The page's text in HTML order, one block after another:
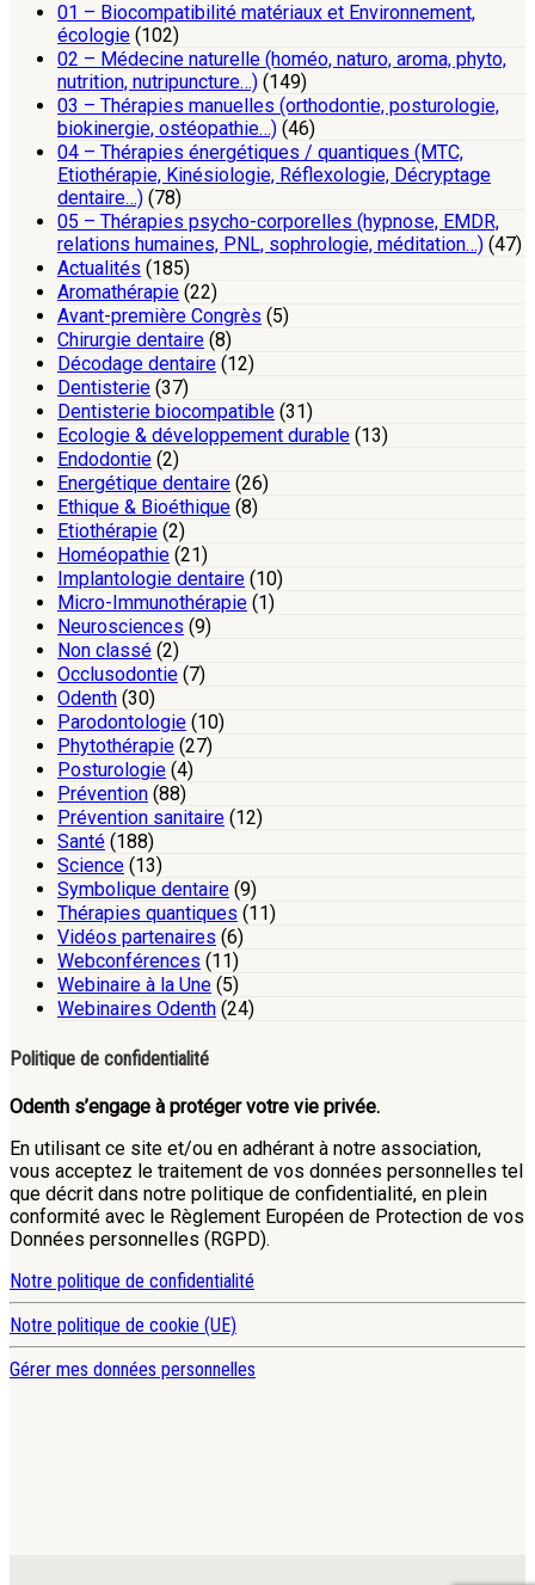
01 – Biocompatibilité matériaux et Environnement,
écologie (102)
02 – Médecine naturelle (homéo, naturo, aroma, phyto,
nutrition, nutripuncture…) (149)
03 – Thérapies manuelles (orthodontie, posturologie,
biokinergie, ostéopathie…) (46)
04 – Thérapies énergétiques / quantiques (MTC,
Etiothérapie, Kinésiologie, Réflexologie, Décryptage
dentaire…) (78)
05 – Thérapies psycho-corporelles (hypnose, EMDR,
relations humaines, PNL, sophrologie, méditation…) (47)
Actualités (185)
Aromathérapie (22)
Avant-première Congrès (5)
Chirurgie dentaire (8)
Décodage dentaire (12)
Dentisterie (37)
Dentisterie biocompatible (31)
Ecologie & développement durable (13)
Endodontie (2)
Energétique dentaire (26)
Ethique & Bioéthique (8)
Etiothérapie (2)
Homéopathie (21)
Implantologie dentaire (10)
Micro-Immunothérapie (1)
Neurosciences (9)
Non classé (2)
Occlusodontie (7)
Odenth (30)
Parodontologie (10)
Phytothérapie (27)
Posturologie (4)
Prévention (88)
Prévention sanitaire (12)
Santé (188)
Science (13)
Symbolique dentaire (9)
Thérapies quantiques (11)
Vidéos partenaires (6)
Webconférences (11)
Webinaire à la Une (5)
Webinaires Odenth (24)
Politique de confidentialité
Odenth s’engage à protéger votre vie privée.
En utilisant ce site et/ou en adhérant à notre association,
vous acceptez le traitement de vos données personnelles tel
que décrit dans notre politique de confidentialité, en plein
conformité avec le Règlement Européen de Protection de vos
Données personnelles (RGPD).
Notre politique de confidentialité
Notre politique de cookie (UE)
Gérer mes données personnelles